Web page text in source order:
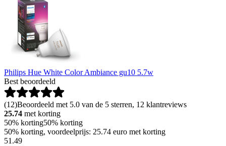
Philips Hue White Color Ambiance gu10 5.7w
Best beoordeeld
(12)Beoordeeld met 5.0 van de 5 sterren, 12 klantreviews
25.74 met korting
50% korting50% korting
50% korting, voordeelprijs: 25.74 euro met korting
51 .49